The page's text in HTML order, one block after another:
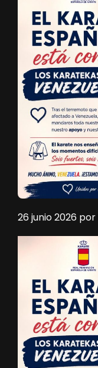
26 junio 2026 por